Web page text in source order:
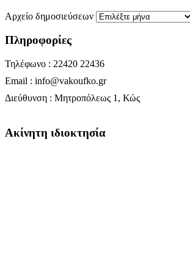
Αρχείο δημοσιεύσεων
Πληροφορίες
Τηλέφωνο : 22420 22436
Email : info@vakoufko.gr
Διεύθυνση : Μητροπόλεως 1, Κώς
Ακίνητη ιδιοκτησία